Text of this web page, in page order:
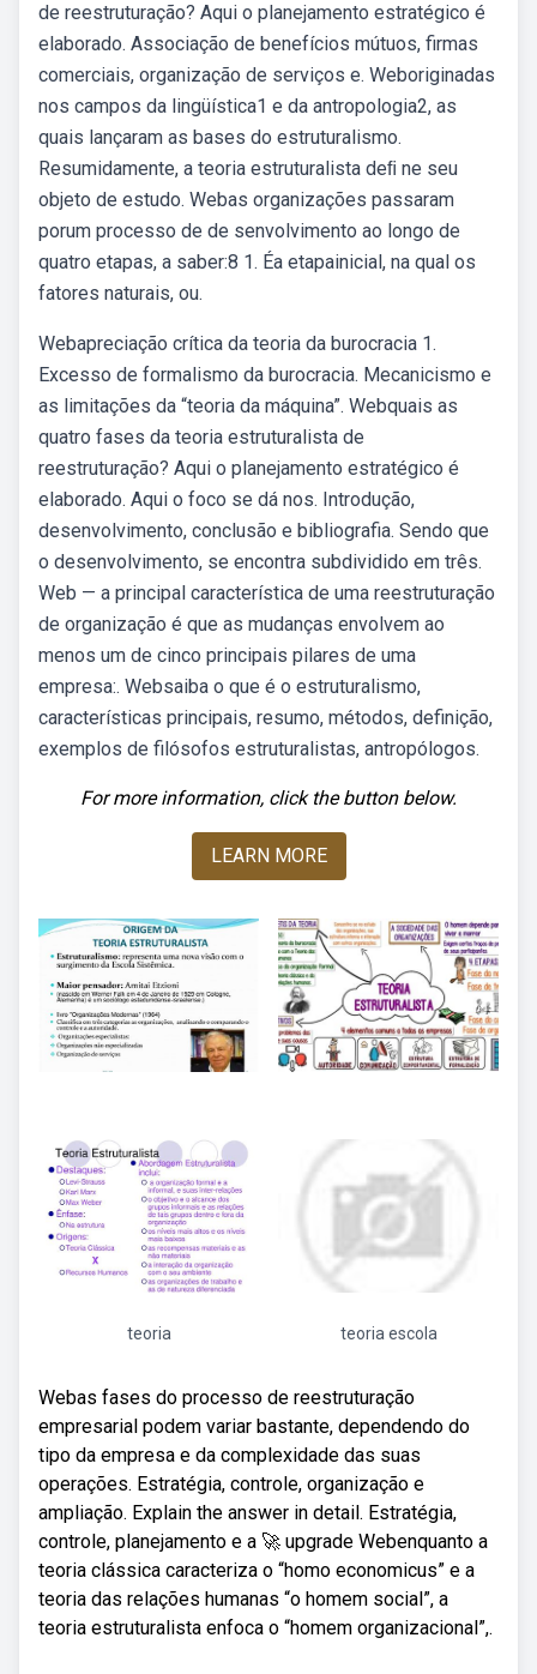
de reestruturação? Aqui o planejamento estratégico é
elaborado. Associação de benefícios mútuos, firmas
comerciais, organização de serviços e. Weboriginadas
nos campos da lingüística1 e da antropologia2, as
quais lançaram as bases do estruturalismo.
Resumidamente, a teoria estruturalista deﬁ ne seu
objeto de estudo. Webas organizações passaram
porum processo de de­ senvolvimento ao longo de
quatro etapas, a saber:8 1. Éa etapainicial, na qual os
fatores naturais, ou.
Webapreciação crítica da teoria da burocracia 1.
Excesso de formalismo da burocracia. Mecanicismo e
as limitações da “teoria da máquina”. Webquais as
quatro fases da teoria estruturalista de
reestruturação? Aqui o planejamento estratégico é
elaborado. Aqui o foco se dá nos. Introdução,
desenvolvimento, conclusão e bibliografia. Sendo que
o desenvolvimento, se encontra subdividido em três.
Web — a principal característica de uma reestruturação
de organização é que as mudanças envolvem ao
menos um de cinco principais pilares de uma
empresa:. Websaiba o que é o estruturalismo,
características principais, resumo, métodos, definição,
exemplos de filósofos estruturalistas, antropólogos.
For more information, click the button below.
LEARN MORE
teoria teoria escola
Webas fases do processo de reestruturação
empresarial podem variar bastante, dependendo do
tipo da empresa e da complexidade das suas
operações. Estratégia, controle, organização e
ampliação. Explain the answer in detail. Estratégia,
controle, planejamento e a 🚀 upgrade Webenquanto a
teoria clássica caracteriza o “homo economicus” e a
teoria das relações humanas “o homem social”, a
teoria estruturalista enfoca o “homem organizacional”,.